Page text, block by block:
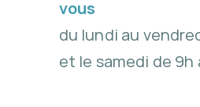
vous
du lundi au
et le samedi de 9h